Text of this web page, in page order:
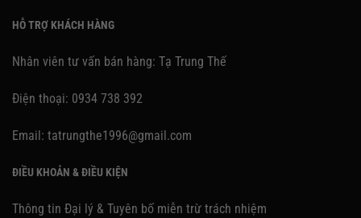
HỖ TRỢ KHÁCH HÀNG
Nhân viên tư vấn bán hàng: Tạ Trung Thế
Điện thoại: 0934 738 392
Email: tatrungthe1996@gmail.com
ĐIỀU KHOẢN & ĐIỀU KIỆN
Thông tin Đại lý & Tuyên bố miễn trừ trách nhiệm